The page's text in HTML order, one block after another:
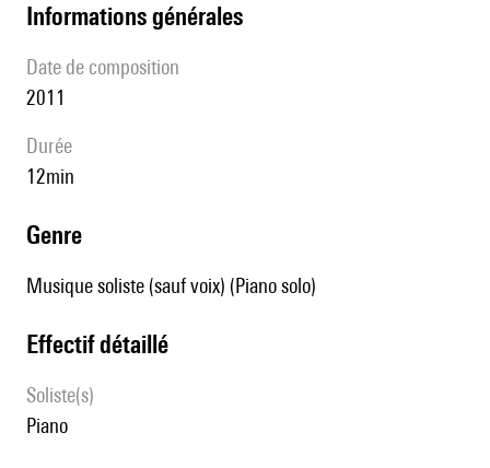
informations générales
date de composition
2011
durée
12min
genre
Musique soliste (sauf voix) (Piano solo)
effectif détaillé
Soliste(s)
piano